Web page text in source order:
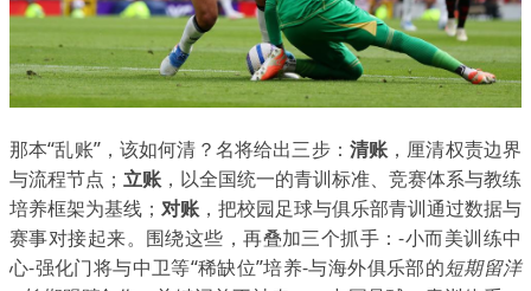
那本“乱账”，该如何清？名将给出三步： 清账 ，厘清权责边界
与流程节点； 立账 ，以全国统一的青训标准、竞赛体系与教练
培养框架为基线； 对账 ，把校园足球与俱乐部青训通过数据与
赛事对接起来。围绕这些，再叠加三个抓手：-小而美训练中
心-强化门将与中卫等“稀缺位”培养-与海外俱乐部的短期留洋